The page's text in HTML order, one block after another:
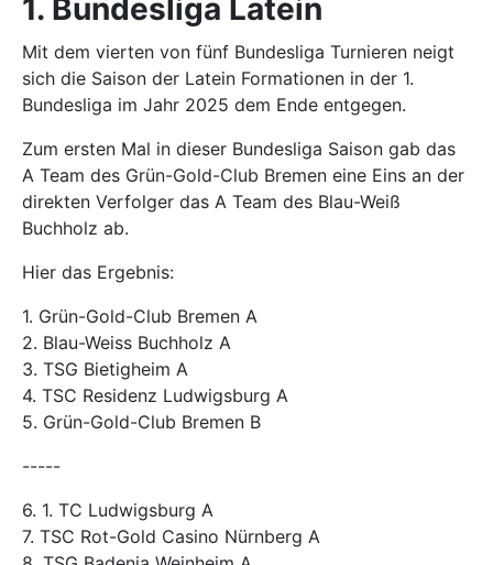
1. Bundesliga Latein
Mit dem vierten von fünf Bundesliga Turnieren neigt
sich die Saison der Latein Formationen in der 1.
Bundesliga im Jahr 2025 dem Ende entgegen.
Zum ersten Mal in dieser Bundesliga Saison gab das
A Team des Grün-Gold-Club Bremen eine Eins an der
direkten Verfolger das A Team des Blau-Weiß
Buchholz ab.
Hier das Ergebnis:
1. Grün-Gold-Club Bremen A
2. Blau-Weiss Buchholz A
3. TSG Bietigheim A
4. TSC Residenz Ludwigsburg A
5. Grün-Gold-Club Bremen B
-----
6. 1. TC Ludwigsburg A
7. TSC Rot-Gold Casino Nürnberg A